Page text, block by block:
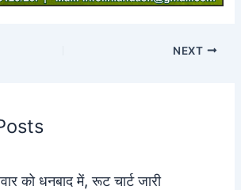
NEXT
को धनबाद में, रूट चार्ट जारी